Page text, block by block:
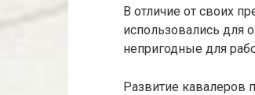
В отличие от своих
использовались для
непригодные для
Развитие кавалеров